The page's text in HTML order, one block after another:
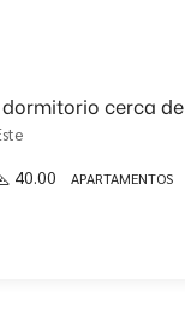
40.00 APARTAMENTOS